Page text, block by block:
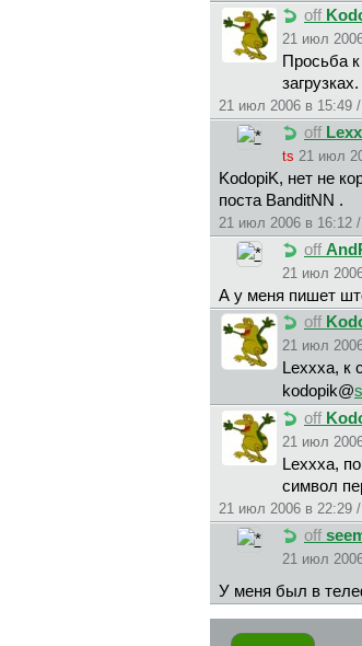
off
21 июл
Просьба
21 июл 2006 в 15:49
off
ts 21 июл
KodopiK, нет не
поста BanditNN .
21 июл 2006 в 16:12
off
21 июл
А у меня пишет
off
21 июл
Lexxxa, к
kodopik@
off
21 июл
Lexxxa,
символ
21 июл 2006 в 22:29
off
21 июл
У меня был в